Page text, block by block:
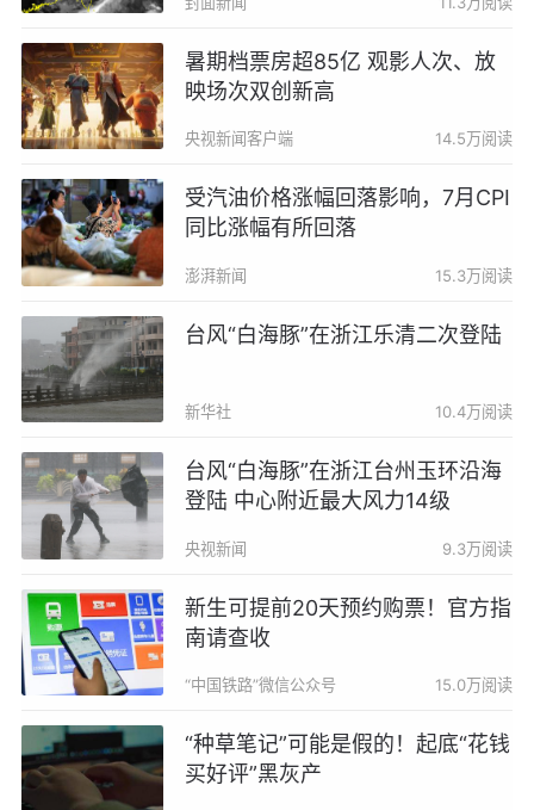
暑期档票房超85亿 观影人次、放
映场次双创新高
央视新闻客户端 14.5万阅读
受汽油价格涨幅回落影响，7月CPI
同比涨幅有所回落
澎湃新闻 15.3万阅读
台风“白海豚”在浙江乐清二次登陆
新华社 10.4万阅读
台风“白海豚”在浙江台州玉环沿海
登陆 中心附近最大风力14级
央视新闻 9.3万阅读
新生可提前20天预约购票！官方指
南请查收
“中国铁路”微信公众号 15.0万阅读
“种草笔记”可能是假的！起底“花钱
买好评”黑灰产